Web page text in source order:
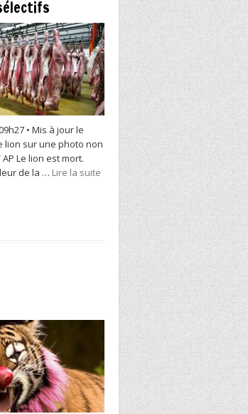
• Mis à jour le
lion sur une photo non
Le lion est mort.
de la … Lire la suite